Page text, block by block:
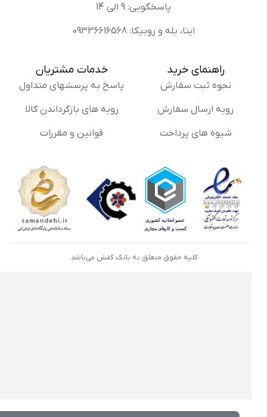
پاسخگویی: 9 الی 14
ایتا، بله و روبیکا: 09336616568
راهنمای خرید
نحوه ثبت سفارش
رویه ارسال سفارش
شیوه های پرداخت
خدمات مشتریان
پاسخ به پرسشهای متداول
رویه های بازگرداندن کالا
قوانین و مقررات
کلیه حقوق متعلق به بانک کفش می‌باشد.